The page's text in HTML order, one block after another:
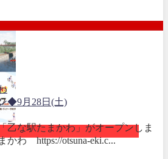
◆9月28日(土)
乙な駅たまかわ」がオープンしま
わ https://otsuna-eki.c...